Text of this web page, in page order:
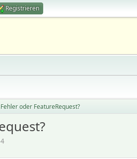
Registrieren
oder FeatureRequest?